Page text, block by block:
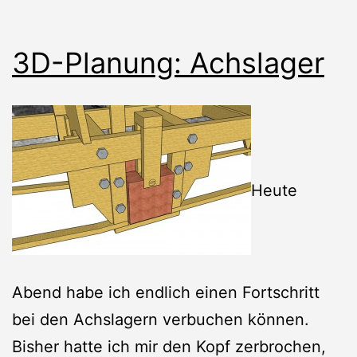
3D-Planung: Achslager
Heute
Abend habe ich endlich einen Fortschritt
bei den Achslagern verbuchen können.
Bisher hatte ich mir den Kopf zerbrochen,